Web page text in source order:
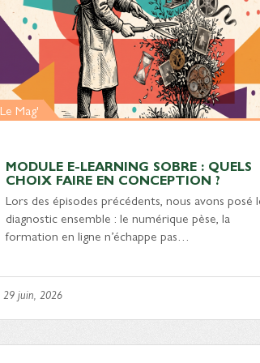
Le Mag'
MODULE E-LEARNING SOBRE : QUELS
CHOIX FAIRE EN CONCEPTION ?
Lors des épisodes précédents, nous avons posé
diagnostic ensemble : le numérique pèse, la
formation en ligne n’échappe pas…
29 juin, 2026